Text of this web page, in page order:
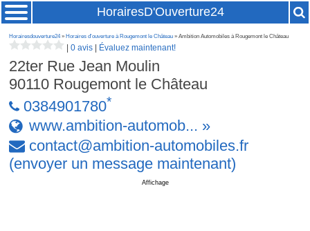
HorairesD'Ouverture24
Horairesdouverture24» Horaires d'ouverture à Rougemont le Château » Ambition Automobiles à Rougemont le Château
|0 avis Évaluez maintenant!
22ter Rue Jean Moulin
90110 Rougemont le Château
0384901780*
www.ambition-automob... »
contact@ambition-automobiles.fr
(envoyer un message maintenant)
Affichage